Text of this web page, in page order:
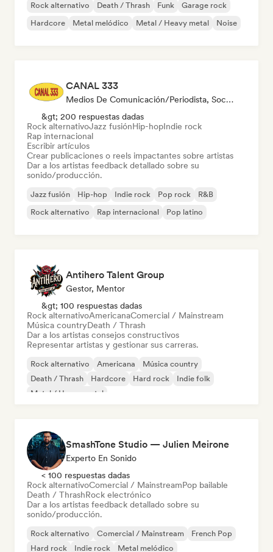
Rock alternativo Death / Thrash Funk
Garage rock
Hardcore
Metal melódico Metal / Heavy metal Noise
CANAL 333
Medios De Comunicación/Periodista, Social Media Influencer, Experto En Sonido
&gt; 200 respuestas dadas
Rock alternativoJazz fusiónHip-hopIndie rock
Rap internacional
Escribir artículos
Crear publicaciones o reels impactantes sobre artistas
Dar a los artistas feedback detallado sobre su
sonido/producción.
Jazz fusión Hip-hop Indie rock Pop rock
R&B
Rock alternativo
Rap internacional Pop latino
Antihero Talent Group
Gestor, Mentor
&gt; 100 respuestas dadas
Rock alternativoAmericanaComercial / Mainstream
Música countryDeath / Thrash
Dar a los artistas consejos constructivos
Representar artistas y gestionar sus carreras.
Rock alternativo Americana
Música country
Death / Thrash
Hardcore Hard rock
Indie folk
Metal / Heavy metal
SmashTone Studio — Julien Meirone
Experto En Sonido
< 100 respuestas dadas
Rock alternativoComercial / MainstreamPop bailable
Death / ThrashRock electrónico
Dar a los artistas feedback detallado sobre su
sonido/producción.
Rock alternativo Comercial / Mainstream
French Pop
Hard rock
Indie rock Metal melódico